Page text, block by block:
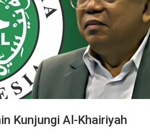
Kunjungi Al-Khairiyah